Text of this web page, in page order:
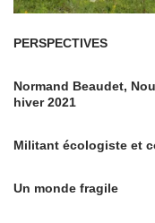
PERSPECTIVES
Normand Beaudet,
hiver 2021
Militant écologiste et
Un monde fragile